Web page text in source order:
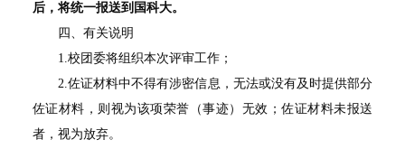
后，将统一报送到国科大。
四、有关说明
1.校团委将组织本次评审工作；
2.佐证材料中不得有涉密信息，无法或没有及时提供部分
佐证材料，则视为该项荣誉（事迹）无效；佐证材料未报送
者，视为放弃。